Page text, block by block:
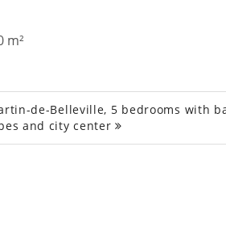
m²
de-Belleville, 5 bedrooms with
and city center